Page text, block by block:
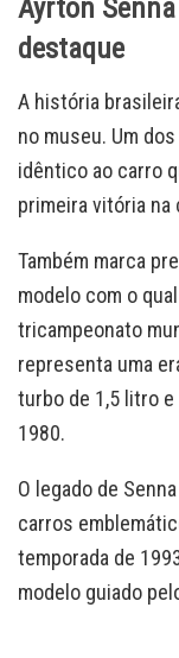
Ayrton
destaque
A história
no museu. Um
idêntico ao carro
primeira vitória na
Também marca
modelo com o
tricampeonato
representa uma
turbo de 1,5 litro
1980.
O legado de
carros
temporada de
modelo guiado